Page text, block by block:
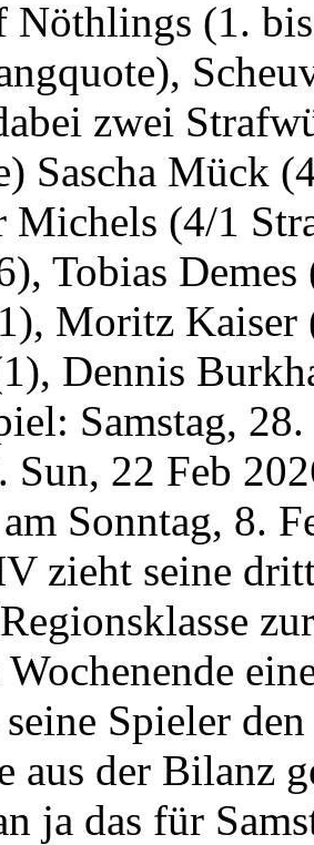
Nöthlings (1.
zwei
Sascha Mück
Michels (4/1
Tobias Demes
Moritz Kaiser
Dennis
Samstag,
Sun, 22 Feb
Sonntag, 8.
zieht seine
Wochenende
seine Spieler
aus der Bilanz
ja das für